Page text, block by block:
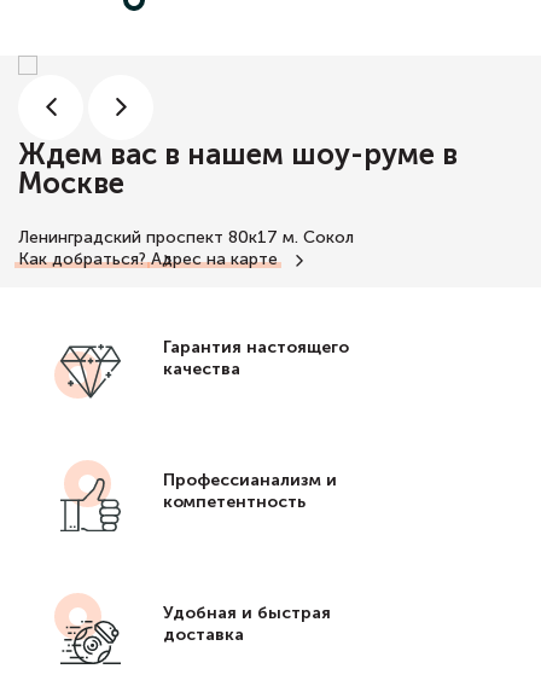
Ждем вас в нашем шоу-руме в
Москве
Ленинградский проспект 80к17 м. Сокол
Как добраться? Адрес на карте
Гарантия настоящего
качества
Профессианализм и
компетентность
Удобная и быстрая
доставка